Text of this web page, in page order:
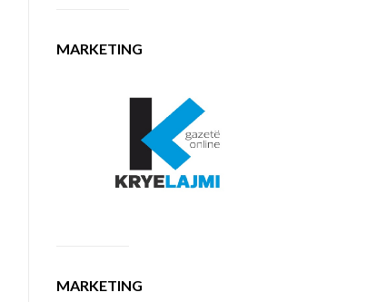
MARKETING
MARKETING